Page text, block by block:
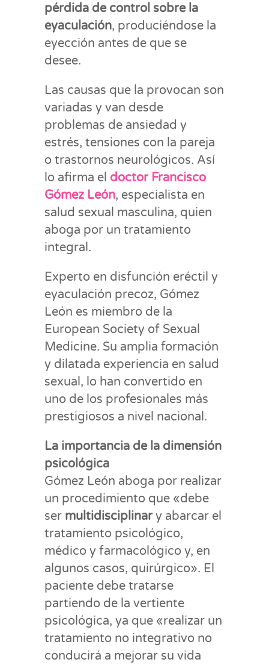
pérdida de control sobre la
eyaculación, produciéndose la
eyección antes de que se
desee.
Las causas que la provocan son
variadas y van desde
problemas de ansiedad y
estrés, tensiones con la pareja
o trastornos neurológicos. Así
lo afirma el doctor Francisco
Gómez León, especialista en
salud sexual masculina, quien
aboga por un tratamiento
integral.
Experto en disfunción eréctil y
eyaculación precoz, Gómez
León es miembro de la
European Society of Sexual
Medicine. Su amplia formación
y dilatada experiencia en salud
sexual, lo han convertido en
uno de los profesionales más
prestigiosos a nivel nacional.
La importancia de la dimensión
psicológica
Gómez León aboga por realizar
un procedimiento que «debe
ser multidisciplinary abarcar el
tratamiento psicológico,
médico y farmacológico y, en
algunos casos, quirúrgico». El
paciente debe tratarse
partiendo de la vertiente
psicológica, ya que «realizar un
tratamiento no integrativo no
conducirá a mejorar su vida